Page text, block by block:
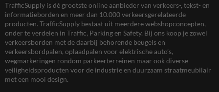
TrafficSupply is dé grootste online aanbieder van verkeers-, tekst- en
informatieborden en meer dan 10.000 verkeersgerelateerde
producten. TrafficSupply bestaat uit meerdere webshopconcepten,
onder te verdelen in Traffic, Parking en Safety. Bij ons koop je zowel
verkeersborden met de daarbij behorende beugels en
verkeersbordpalen, oplaadpalen voor elektrische auto’s,
wegmarkeringen rondom parkeerterreinen maar ook diverse
veiligheidsproducten voor de industrie en duurzaam straatmeubilair
met een mooi design.